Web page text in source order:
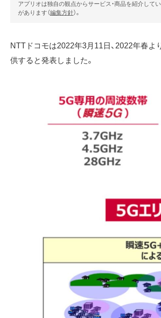
アプリオは独自の観点からサービス・商品を紹介して
があります（編集方針）。
NTTドコモは2022年3月11日、2022年春よ
供すると発表しました。